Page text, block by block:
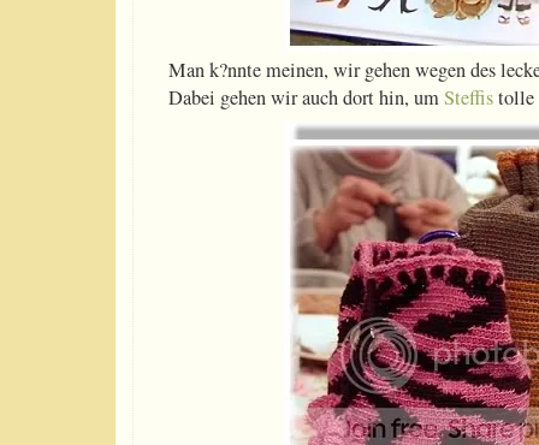
Man k?nnte meinen, wir gehen wegen des
Dabei gehen wir auch dort hin, umSteffistolle